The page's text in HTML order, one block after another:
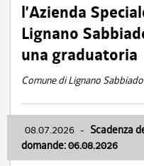
l’Azienda
Lignano
una graduatoria
Comune di Lignano
08.07.2026 - Scadenza
domande: 06.08.2026